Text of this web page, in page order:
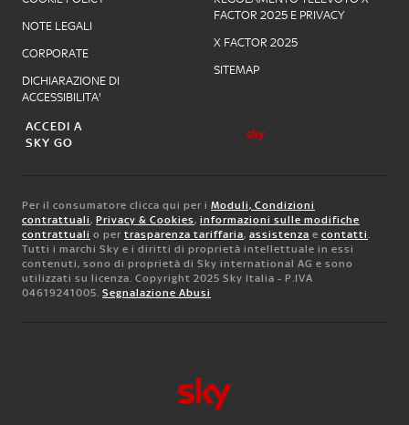
NOTE LEGALI
CORPORATE
DICHIARAZIONE DI
ACCESSIBILITA'
FACTOR 2025 E PRIVACY
X FACTOR 2025
SITEMAP
ACCEDI A
SKY GO
Per il consumatore clicca qui per i Moduli, Condizioni
contrattuali, Privacy & Cookies, informazioni sulle modifiche
contrattuali o per trasparenza tariffaria, assistenza e contatti.
Tutti i marchi Sky e i diritti di proprietà intellettuale in essi
contenuti, sono di proprietà di Sky international AG e sono
utilizzati su licenza. Copyright 2025 Sky Italia - P.IVA
04619241005. Segnalazione Abusi